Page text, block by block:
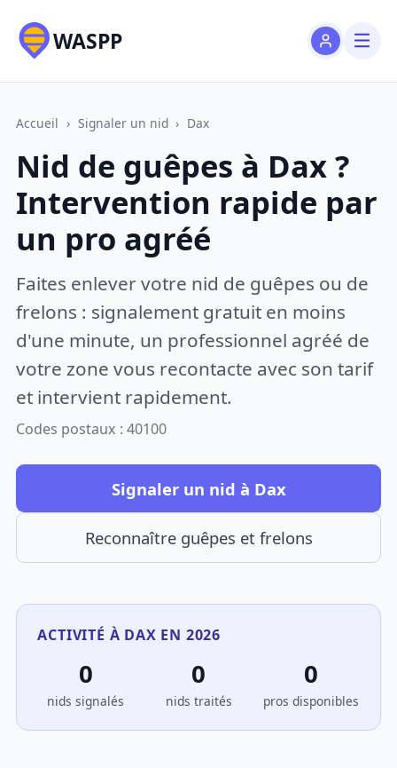
WASPP
Accueil › Signaler un nid › Dax
Nid de guêpes à Dax ?
Intervention rapide par
un pro agréé
Faites enlever votre nid de guêpes ou de
frelons : signalement gratuit en moins
d'une minute, un professionnel agréé de
votre zone vous recontacte avec son tarif
et intervient rapidement.
Codes postaux : 40100
Signaler un nid à Dax
Reconnaître guêpes et frelons
ACTIVITÉ À DAX EN 2026
0
nids signalés
0
nids traités
0
pros disponibles